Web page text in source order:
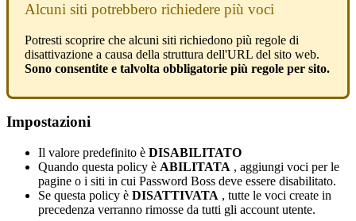
Alcuni siti potrebbero richiedere più voci
Potresti scoprire che alcuni siti richiedono più regole di
disattivazione a causa della struttura dell'URL del sito web.
Sono consentite e talvolta obbligatorie più regole per sito.
Impostazioni
Il valore predefinito è DISABILITATO
Quando questa policy è ABILITATA , aggiungi voci per le
pagine o i siti in cui Password Boss deve essere disabilitato.
Se questa policy è DISATTIVATA , tutte le voci create in
precedenza verranno rimosse da tutti gli account utente.